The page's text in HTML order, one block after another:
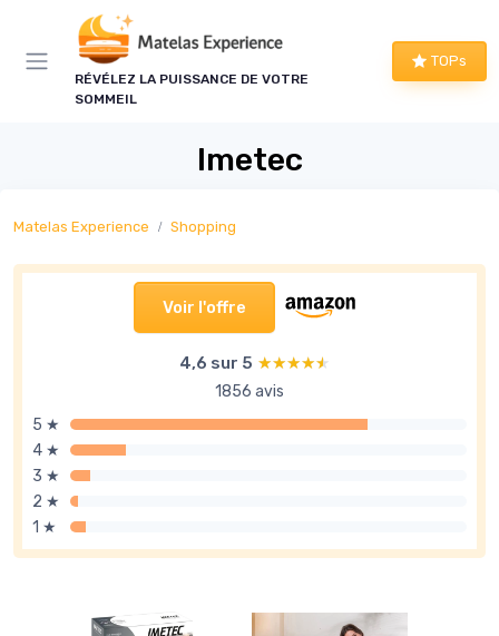
RÉVÉLEZ LA PUISSANCE DE VOTRE
SOMMEIL
TOPs
Imetec
Matelas Experience Shopping
Voir l'offre
4,6 sur 5 ★★★★★
★★★★★
1856 avis
5 ★
4 ★
3 ★
2 ★
1 ★
Panneau de gestion des cookies